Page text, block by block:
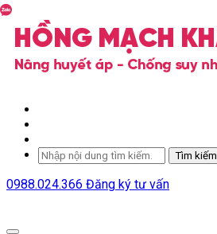
Tìm kiếm
0988.024.366 Đăng ký tư vấn